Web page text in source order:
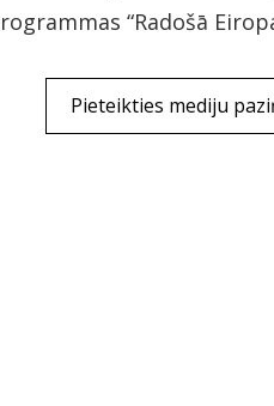
“Radošā
Pieteikties mediju